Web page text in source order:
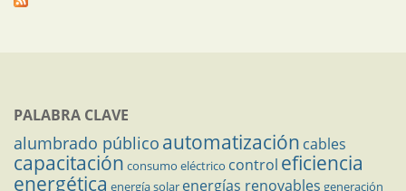
PALABRA CLAVE
alumbrado público automatización cables
capacitación consumo eléctrico control eficiencia
energética energía solar energías renovables generación